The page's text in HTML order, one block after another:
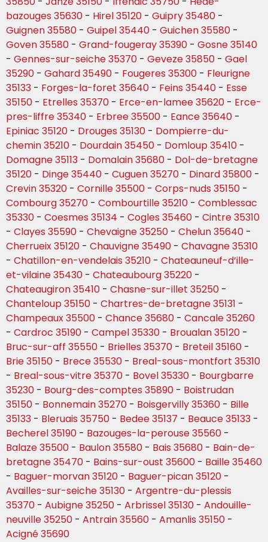
bazouges 35630 - Hirel 35120 - Guipry 35480 -
Guignen 35580 - Guipel 35440 - Guichen 35580 -
Goven 35580 - Grand-fougeray 35390 - Gosne 35140
- Gennes-sur-seiche 35370 - Geveze 35850 - Gael
35290 - Gahard 35490 - Fougeres 35300 - Fleurigne
35133 - Forges-la-foret 35640 - Feins 35440 - Esse
35150 - Etrelles 35370 - Erce-en-lamee 35620 - Erce-
pres-liffre 35340 - Erbree 35500 - Eance 35640 -
Epiniac 35120 - Drouges 35130 - Dompierre-du-
chemin 35210 - Dourdain 35450 - Domloup 35410 -
Domagne 35113 - Domalain 35680 - Dol-de-bretagne
35120 - Dinge 35440 - Cuguen 35270 - Dinard 35800 -
Crevin 35320 - Cornille 35500 - Corps-nuds 35150 -
Combourg 35270 - Combourtille 35210 - Comblessac
35330 - Coesmes 35134 - Cogles 35460 - Cintre 35310
- Clayes 35590 - Chevaigne 35250 - Chelun 35640 -
Cherrueix 35120 - Chauvigne 35490 - Chavagne 35310
- Chatillon-en-vendelais 35210 - Chateauneuf-d’ille-
et-vilaine 35430 - Chateaubourg 35220 -
Chateaugiron 35410 - Chasne-sur-illet 35250 -
Chanteloup 35150 - Chartres-de-bretagne 35131 -
Champeaux 35500 - Chance 35680 - Cancale 35260
- Cardroc 35190 - Campel 35330 - Broualan 35120 -
Bruc-sur-aff 35550 - Brielles 35370 - Breteil 35160 -
Brie 35150 - Brece 35530 - Breal-sous-montfort 35310
- Breal-sous-vitre 35370 - Bovel 35330 - Bourgbarre
35230 - Bourg-des-comptes 35890 - Boistrudan
35150 - Bonnemain 35270 - Boisgervilly 35360 - Bille
35133 - Bleruais 35750 - Bedee 35137 - Beauce 35133 -
Becherel 35190 - Bazouges-la-perouse 35560 -
Balaze 35500 - Baulon 35580 - Bais 35680 - Bain-de-
bretagne 35470 - Bains-sur-oust 35600 - Baille 35460
- Baguer-morvan 35120 - Baguer-pican 35120 -
Availles-sur-seiche 35130 - Argentre-du-plessis
35370 - Aubigne 35250 - Arbrissel 35130 - Andouille-
neuville 35250 - Antrain 35560 - Amanlis 35150 -
Acigné 35690